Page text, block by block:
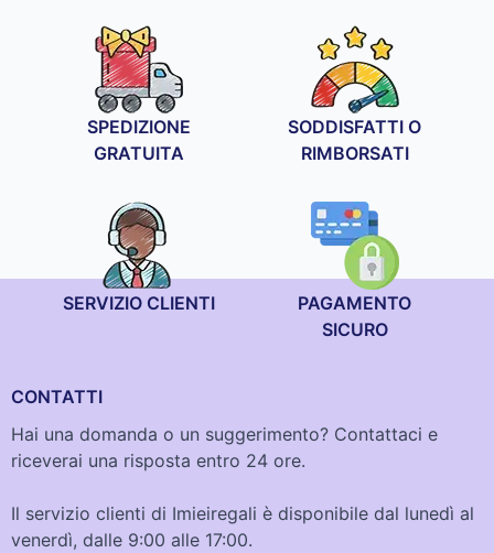
a
34,90 €
19,90 €
a
21,90 €
SPEDIZIONE
GRATUITA
SODDISFATTI O
RIMBORSATI
SERVIZIO CLIENTI
PAGAMENTO
SICURO
CONTATTI
Hai una domanda o un suggerimento? Contattaci e
riceverai una risposta entro 24 ore.
Il servizio clienti di Imieiregali è disponibile dal lunedì al
venerdì, dalle 9:00 alle 17:00.